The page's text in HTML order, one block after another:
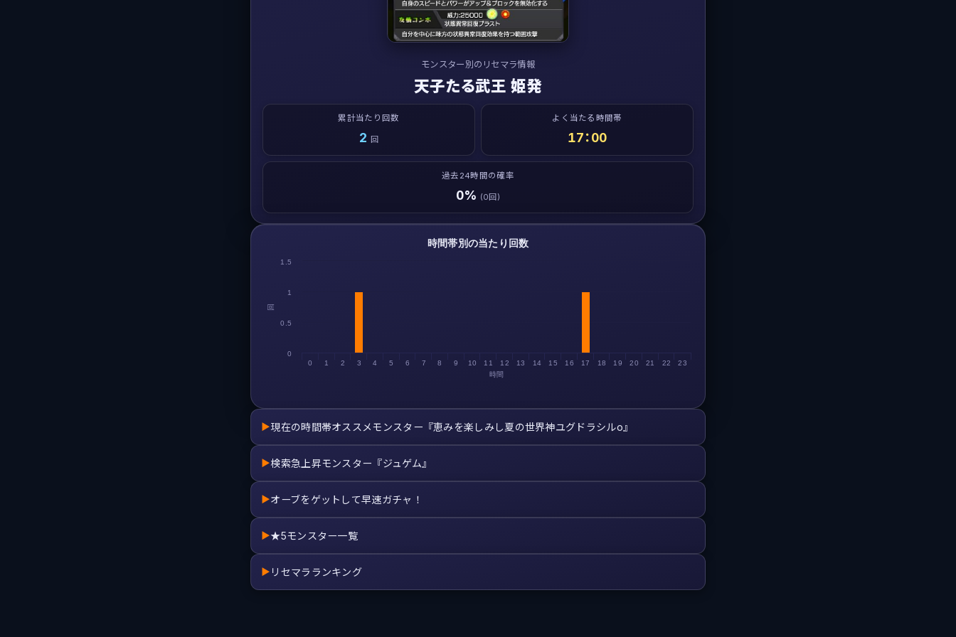
モンスター別のリセマラ情報
天子たる武王 姫発
累計当たり回数
2 回
よく当たる時間帯
17：00
過去24時間の確率
0% (0回)
時間
回
時間帯別の当たり回数
0 1 2 3 4 5 6 7 8 9 10 11 12 13 14 15 16 17 18 19 20 21 22 23
0
0.5
1
1.5
▶現在の時間帯オススメモンスター『恵みを楽しみし夏の世界神ユグドラシルo』
▶検索急上昇モンスター『ジュゲム』
▶オーブをゲットして早速ガチャ！
▶★5モンスター一覧
▶ リセマラランキング